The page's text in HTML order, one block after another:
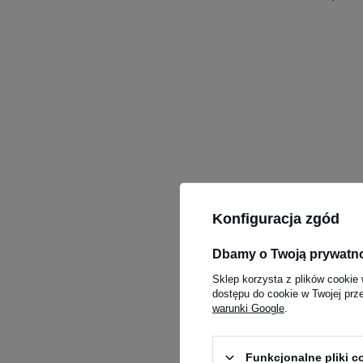
Magnez
Kup
Konfiguracja zgód
Dbamy o Twoją
Sklep korzysta z plików cookie
dostępu do cookie w Twojej
warunki Google
Funkcjonalne pliki